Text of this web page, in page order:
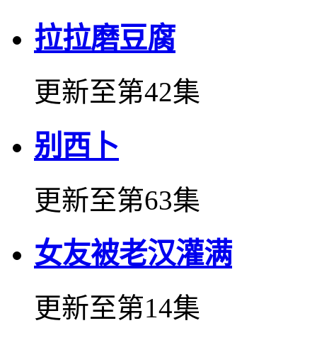
拉拉磨豆腐
更新至第42集
别西卜
更新至第63集
女友被老汉灌满
更新至第14集